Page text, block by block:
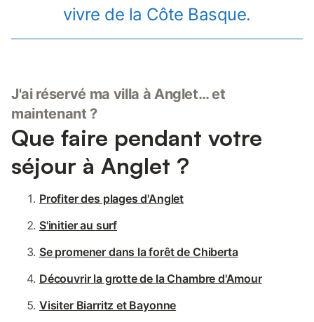
vivre de la Côte Basque.
J'ai réservé ma villa à Anglet… et
maintenant ?
Que faire pendant votre
séjour à Anglet ?
Profiter des plages d'Anglet
S'initier au surf
Se promener dans la forêt de Chiberta
Découvrir la grotte de la Chambre d'Amour
Visiter Biarritz et Bayonne